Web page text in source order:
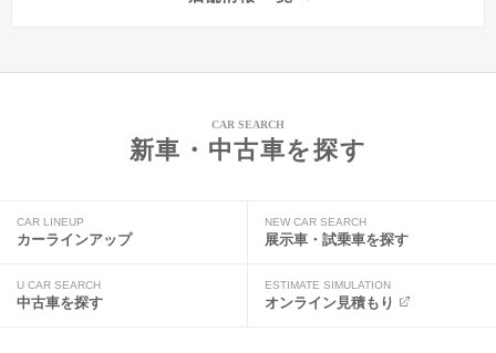
CAR SEARCH
新車・中古車を探す
CAR LINEUP
カーラインアップ
NEW CAR SEARCH
展示車・試乗車を探す
U CAR SEARCH
中古車を探す
ESTIMATE SIMULATION
オンライン見積もり